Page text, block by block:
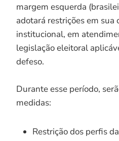
margem esquerda
adotará restrições em sua
institucional, em
legislação eleitoral
defeso.
Durante esse período,
medidas:
Restrição dos perfis